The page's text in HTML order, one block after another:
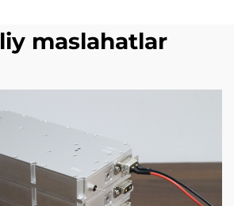
maslahatlar